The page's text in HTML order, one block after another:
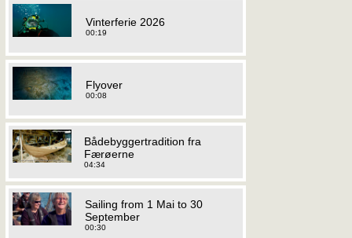
Vinterferie 2026
00:19
Flyover
00:08
Bådebyggertradition fra
Færøerne
04:34
Sailing from 1 Mai to 30
September
00:30